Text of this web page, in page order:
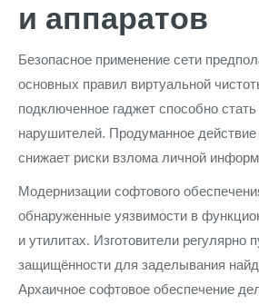
и аппаратов
Безопасное применение сети
основных правил виртуальной
подключенное гаджет способно
нарушителей. Продуманное действие
снижает риски взлома личной
Модернизации софтового
обнаруженные уязвимости в
и утилитах. Изготовители регулярно
защищённости для заделывания
Архаичное софтовое обеспечение